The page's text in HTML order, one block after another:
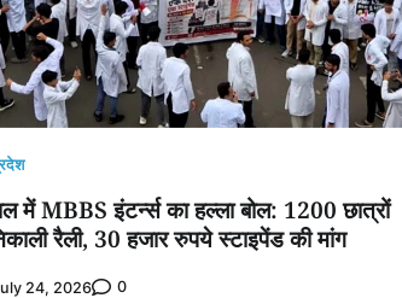
में MBBS इंटर्न्स का हल्ला बोल: 1200 छात्रों
रैली, 30 हजार रुपये स्टाइपेंड की मांग
24, 2026 0